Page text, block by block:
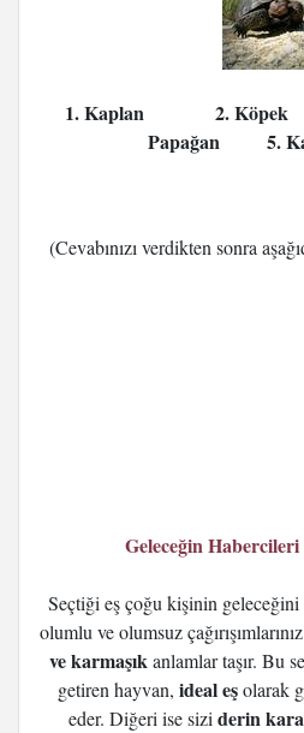
1. Kaplan 2. Köpek
Papağan
5.
(Cevabınızı verdikten sonra
Geleceğin
Seçtiği eş çoğu kişinin
olumlu ve olumsuz
ve karmaşık anlamlar taşır. Bu
getiren hayvan, ideal eşolarak
eder. Diğeri ise sizi derin